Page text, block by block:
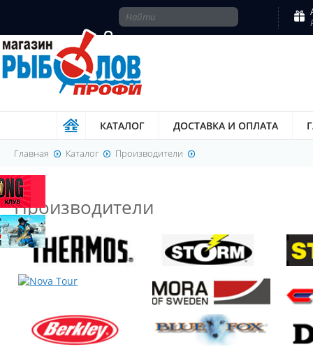
КАТАЛОГ ДОСТАВКА И ОПЛАТА
Главная Каталог Производители
Производители